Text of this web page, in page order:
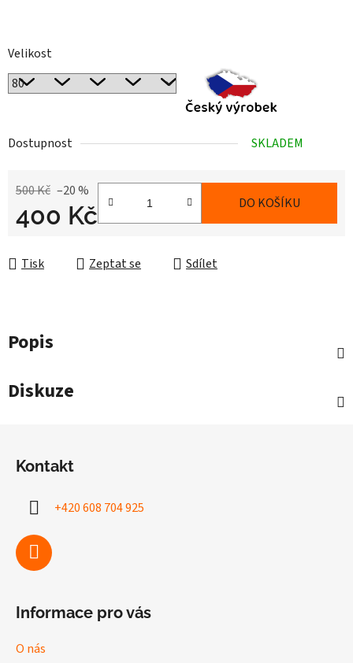
Velikost
Dostupnost SKLADEM
500 Kč –20 %
400 Kč DO KOŠÍKU
Tisk Zeptat se Sdílet
Popis
Diskuze
Kontakt
+420 608 704 925
Informace pro vás
O nás